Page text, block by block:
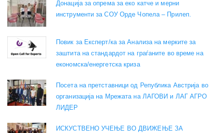
Донација за опрема за еко катче и мерни
инструменти за СОУ Орде Чопела – Прилеп.
Повик за Експерт/ка за Анализа на мерките за
заштита на стандардот на граѓаните во време на
економска/енергетска криза
Посета на претставници од Република Австрија во
организација на Мрежата на ЛАГОВИ и ЛАГ АГРО
ЛИДЕР
ИСКУСТВЕНО УЧЕЊЕ ВО ДВИЖЕЊЕ ЗА